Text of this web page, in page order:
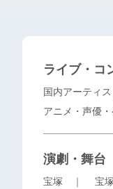
ライブ・コ
国内アーティス
アニメ・声優
演劇・舞台
宝塚 ｜ 宝